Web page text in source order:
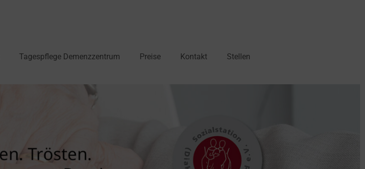
Tagespflege Demenzzentrum Preise Kontakt Stellen